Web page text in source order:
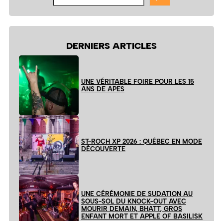
DERNIERS ARTICLES
UNE VÉRITABLE FOIRE POUR LES 15
ANS DE APES
ST-ROCH XP 2026 : QUÉBEC EN MODE
DÉCOUVERTE
UNE CÉRÉMONIE DE SUDATION AU
SOUS-SOL DU KNOCK-OUT AVEC
MOURIR DEMAIN, BHATT, GROS
ENFANT MORT ET APPLE OF BASILISK